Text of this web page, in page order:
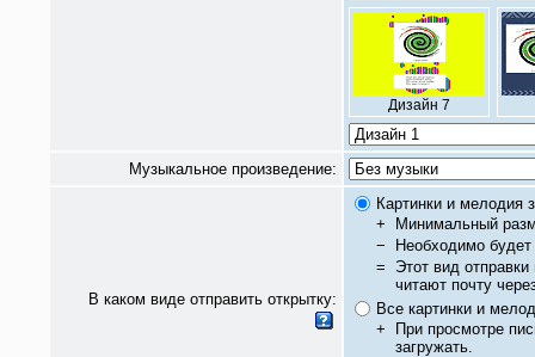
Дизайн 7
Музыкальное произведение:
В каком виде отправить открытку:
Картинки и мелодия
+
Минимальный
−
Необходимо будет
= Этот вид
читают почту
Все картинки и
+
При просмотре
загружать.